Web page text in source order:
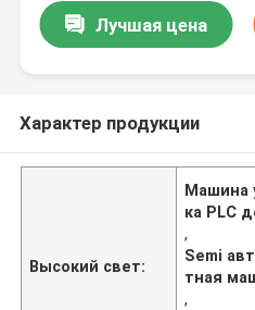
Лучшая цена
Характер продукции
Высокий свет:
Машина
ка PLC
,
Semi
тная
,